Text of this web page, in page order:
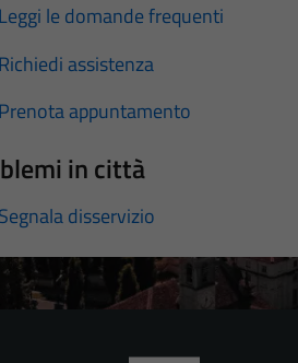
le domande frequenti
assistenza
appuntamento
in città
disservizio